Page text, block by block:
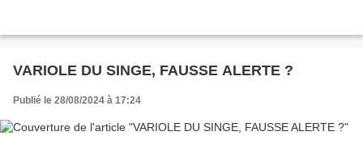
VARIOLE DU SINGE, FAUSSE ALERTE ?
Publié le 28/08/2024 à 17:24